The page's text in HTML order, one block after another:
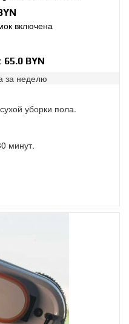
включена
платежей.
65.0 BYN
за неделю
уборки пола.
минут.